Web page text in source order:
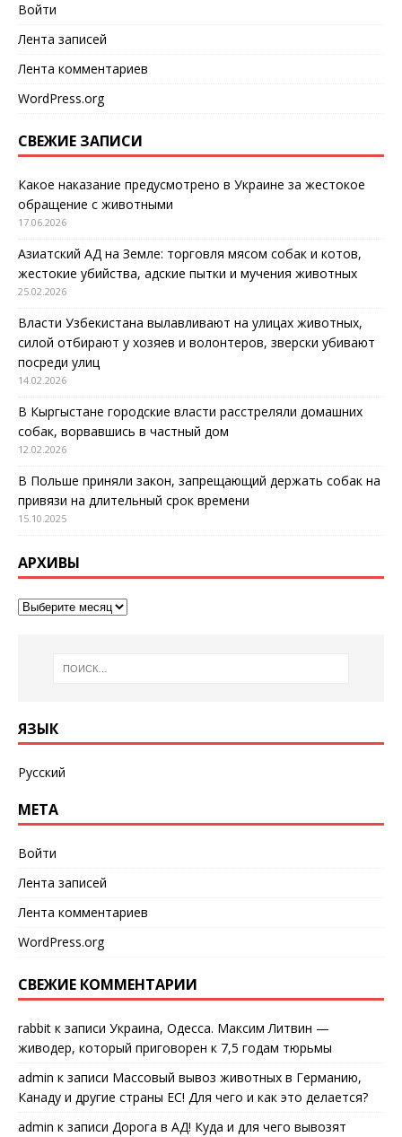
Войти
Лента записей
Лента комментариев
WordPress.org
СВЕЖИЕ ЗАПИСИ
Какое наказание предусмотрено в Украине за жестокое
обращение с животными
17.06.2026
Азиатский АД на Земле: торговля мясом собак и котов,
жестокие убийства, адские пытки и мучения животных
25.02.2026
Власти Узбекистана вылавливают на улицах животных,
силой отбирают у хозяев и волонтеров, зверски убивают
посреди улиц
14.02.2026
В Кыргыстане городские власти расстреляли домашних
собак, ворвавшись в частный дом
12.02.2026
В Польше приняли закон, запрещающий держать собак на
привязи на длительный срок времени
15.10.2025
АРХИВЫ
ЯЗЫК
Русский
МЕТА
Войти
Лента записей
Лента комментариев
WordPress.org
СВЕЖИЕ КОММЕНТАРИИ
rabbit к записи Украина, Одесса. Максим Литвин —
живодер, который приговорен к 7,5 годам тюрьмы
admin к записи Массовый вывоз животных в Германию,
Канаду и другие страны ЕС! Для чего и как это делается?
admin к записи Дорога в АД! Куда и для чего вывозят